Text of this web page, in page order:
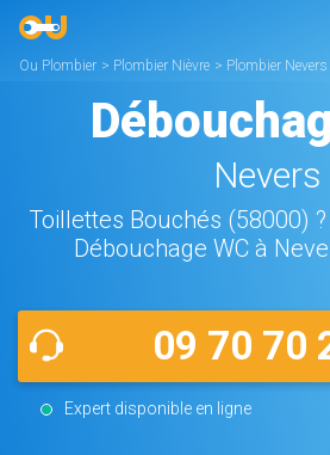
Ou Plombier > Plombier Nièvre > Plombier Nevers
Nevers
Toillettes Bouchés (58000)
Débouchage WC à
09 70 70
Expert disponible en ligne